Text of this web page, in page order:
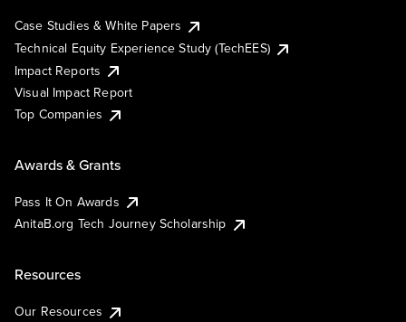
Case Studies & White Papers
Technical Equity Experience Study (TechEES)
Impact Reports
Visual Impact Report
Top Companies
Awards & Grants
Pass It On Awards
AnitaB.org Tech Journey Scholarship
Resources
Our Resources